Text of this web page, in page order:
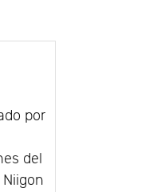
por
del